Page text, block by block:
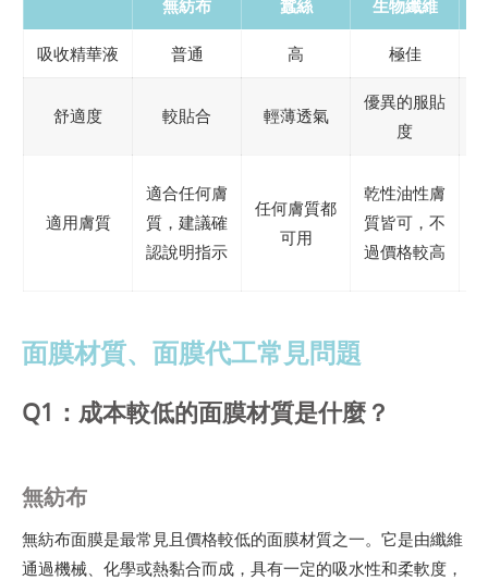
無紡布 蠶絲 生物纖維
吸收精華液 普通 高 極佳
舒適度 較貼合 輕薄透氣
優異的服貼
度
適用膚質
適合任何膚
質，建議確
認說明指示
任何膚質都
可用
乾性油性膚
質皆可，不
過價格較高
面膜材質、面膜代工常見問題
Q1：成本較低的面膜材質是什麼？
無紡布
無紡布面膜是最常見且價格較低的面膜材質之一。它是由纖維
通過機械、化學或熱黏合而成，具有一定的吸水性和柔軟度，